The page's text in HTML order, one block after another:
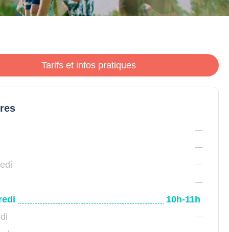
Tarifs et infos pratiques
10h-11h